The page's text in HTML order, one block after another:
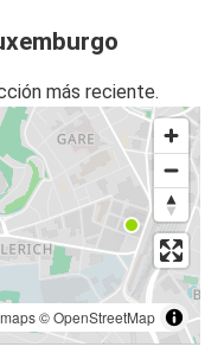
más reciente.
©OpenStreetMap